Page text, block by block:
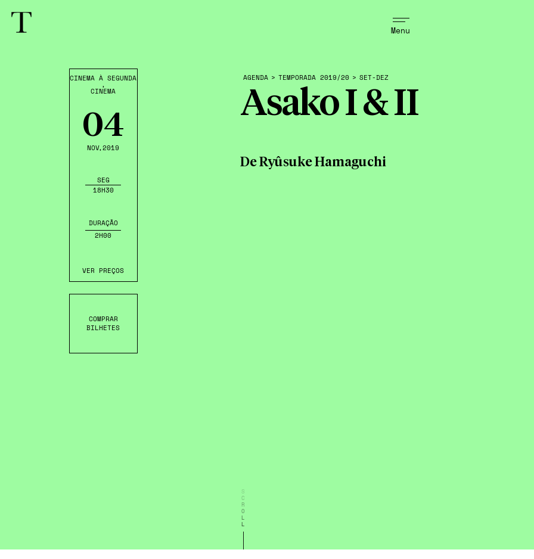
Menu
Asako I & II
S
C
R
O
L
L
CINEMA À SEGUNDA
,
CINEMA
04
NOV,2019
SEG
18H30
DURAÇÃO
2H00
VER PREÇOS
COMPRAR
BILHETES
AGENDA > TEMPORADA 2019/20 > SET-DEZ
De Ryûsuke Hamaguchi